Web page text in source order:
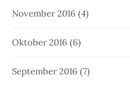
November 2016 (4)
Oktober 2016 (6)
September 2016 (7)